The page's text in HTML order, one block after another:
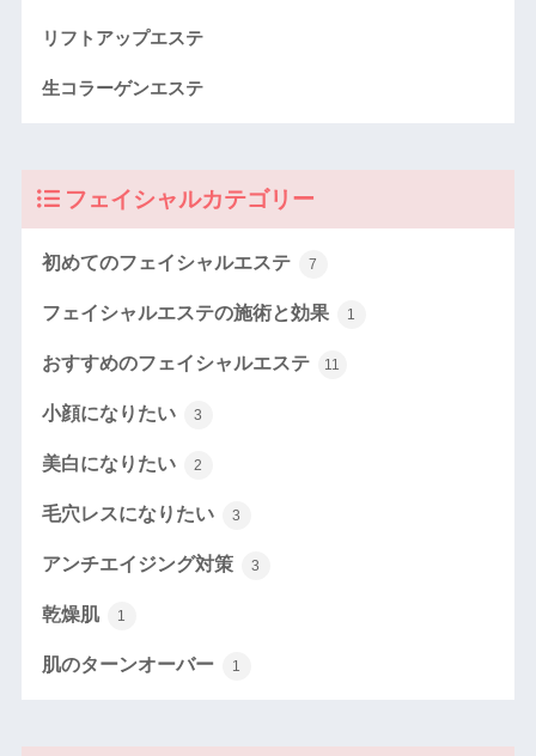
リフトアップエステ
生コラーゲンエステ
フェイシャルカテゴリー
初めてのフェイシャルエステ 7
フェイシャルエステの施術と効果 1
おすすめのフェイシャルエステ 11
小顔になりたい 3
美白になりたい 2
毛穴レスになりたい 3
アンチエイジング対策 3
乾燥肌 1
肌のターンオーバー 1